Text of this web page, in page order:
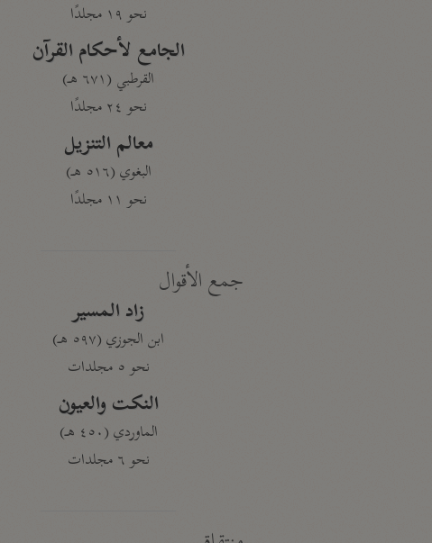
نحو ١٩ مجلدًا
الجامع لأحكام القرآن
القرطبي (٦٧١ هـ)
نحو ٢٤ مجلدًا
معالم التنزيل
البغوي (٥١٦ هـ)
نحو ١١ مجلدًا
جمع الأقوال
زاد المسير
ابن الجوزي (٥٩٧ هـ)
نحو ٥ مجلدات
النكت والعيون
الماوردي (٤٥٠ هـ)
نحو ٦ مجلدات